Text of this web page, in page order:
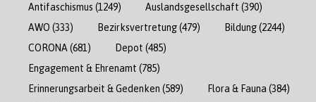
Antifaschismus (1249) Auslandsgesellschaft (390)
AWO (333) Bezirksvertretung(479) Bildung(2244)
CORONA (681) Depot (485)
Engagement & Ehrenamt (785)
Erinnerungsarbeit & Gedenken (589) Flora & Fauna (384)